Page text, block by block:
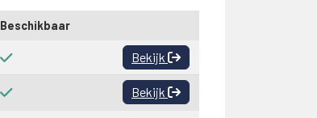
Beschikbaar
Bekijk
Bekijk